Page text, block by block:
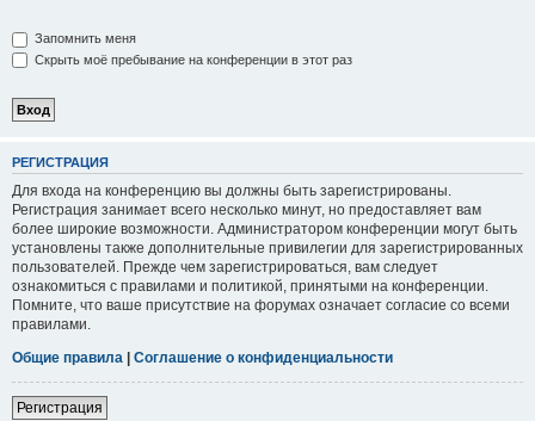
Запомнить меня
Скрыть моё пребывание на конференции в этот раз
РЕГИСТРАЦИЯ
Для входа на конференцию вы должны быть зарегистрированы.
Регистрация занимает всего несколько минут, но предоставляет вам
более широкие возможности. Администратором конференции могут быть
установлены также дополнительные привилегии для зарегистрированных
пользователей. Прежде чем зарегистрироваться, вам следует
ознакомиться с правилами и политикой, принятыми на конференции.
Помните, что ваше присутствие на форумах означает согласие со всеми
правилами.
Общие правила | Соглашение о конфиденциальности
Регистрация